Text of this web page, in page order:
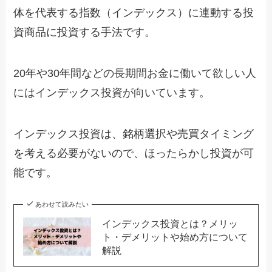
体を代表する指数（インデックス）に連動する投
資商品に投資する手法です。
20年や30年間などの長期間お金に働いて欲しい人
にはインデックス投資が向いています。
インデックス投資は、銘柄選択や売買タイミング
を考える必要がないので、ほったらかし投資が可
能です。
あわせて読みたい
インデックス投資とは？メリッ
ト・デメリットや始め方について
解説